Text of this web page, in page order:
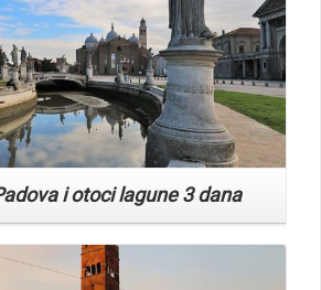
i otoci lagune 3 dana
Read More